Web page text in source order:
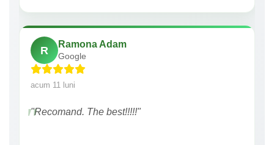
R
Ramona Adam
Google
acum 11 luni
"Recomand. The best!!!!!"